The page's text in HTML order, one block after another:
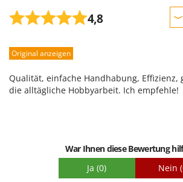
4,8
Leistung
Qualität / Preis
Original anzeigen
Qualität, einfache Handhabung, Effizienz,
die alltägliche Hobbyarbeit. Ich empfehle!
War Ihnen diese Bewertung
Ja (0) Nein